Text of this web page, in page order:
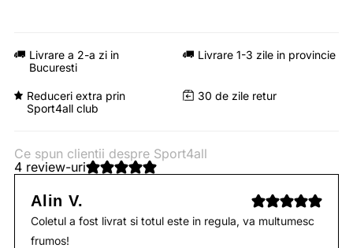
Livrare a 2-a zi in
Bucuresti
Livrare 1-3 zile in provincie
Reduceri extra prin
Sport4all club
30 de zile retur
Ce spun clientii despre Sport4all
4 review-uri
Alin V.
Coletul a fost livrat si totul este in regula, va multumesc
frumos!